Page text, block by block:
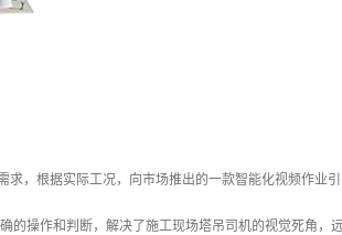
求，根据实际工况，向市场推出的一款智能化视频作业
的操作和判断，解决了施工现场塔吊司机的视觉死角